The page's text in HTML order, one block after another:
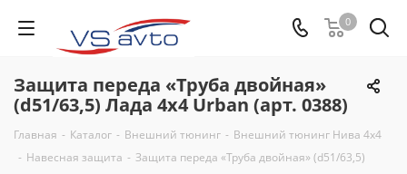
0
Защита переда «Труба двойная»
(d51/63,5) Лада 4x4 Urban (арт. 0388)
Главная - Каталог - Внешний тюнинг - Внешний тюнинг Нива 4х4
- Навесная защита - Защита переда «Труба двойная» (d51/63,5)